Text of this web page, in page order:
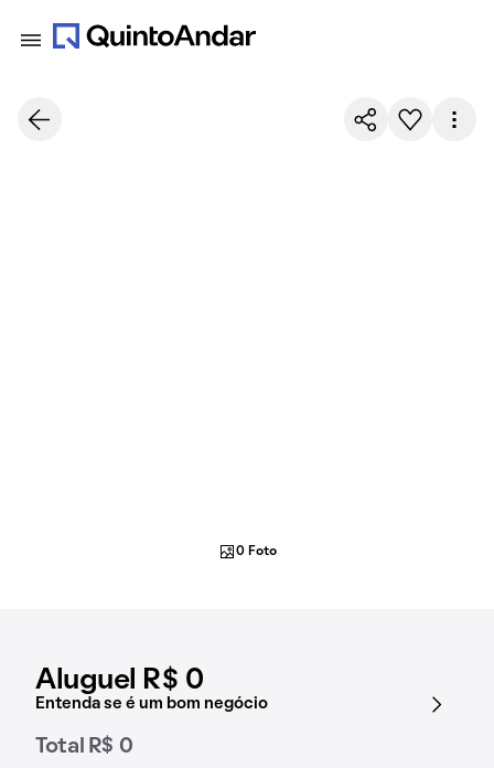
Aluguel R$ 0
Entenda se é um bom negócio
Total R$ 0
0 Foto